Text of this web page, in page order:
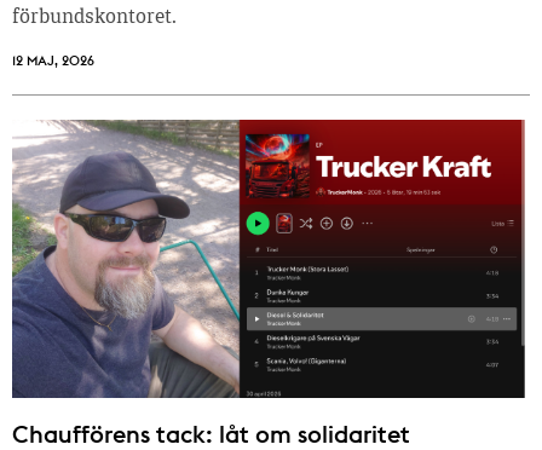
förbundskontoret.
12 MAJ, 2026
Chaufförens tack: låt om solidaritet